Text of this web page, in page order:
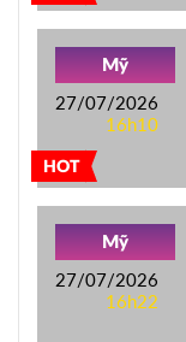
HOT
Mỹ
27/07/2026
16h10
Mỹ
27/07/2026
16h22